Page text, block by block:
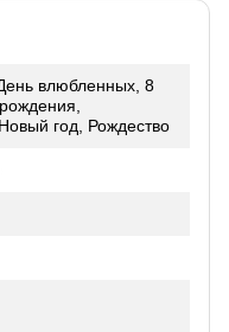
влюбленных, 8
год, Рождество